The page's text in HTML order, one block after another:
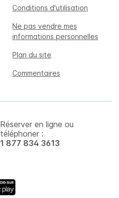
Conditions d'utilisation
Ne pas vendre mes
informations personnelles
Plan du site
Commentaires
Réserver en ligne ou
téléphoner :
1 877 834 3613